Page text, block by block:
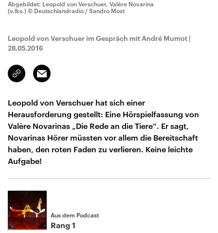
Abgebildet: Leopold von Verschuer, Valére Novarina
(v.lks.) © Deutschlandradio / Sandro Most
Leopold von Verschuer im Gespräch mit André Mumot |
28.05.2016
Link
kopieren/teilen
Email
Leopold von Verschuer hat sich einer
Herausforderung gestellt: Eine Hörspielfassung von
Valère Novarinas „Die Rede an die Tiere“. Er sagt,
Novarinas Hörer müssten vor allem die Bereitschaft
haben, den roten Faden zu verlieren. Keine leichte
Aufgabe!
Aus dem Podcast
Rang 1